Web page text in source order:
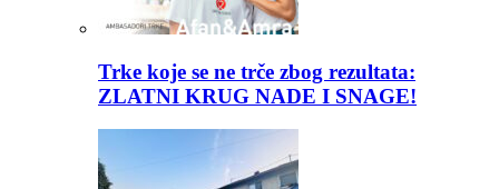
Trke koje se ne trče zbog rezultata:
ZLATNI KRUG NADE I SNAGE!